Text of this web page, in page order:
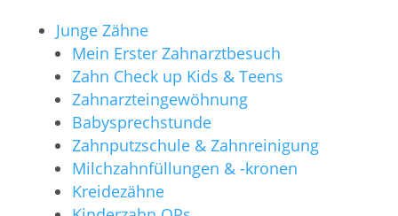
Junge Zähne
Mein Erster Zahnarztbesuch
Zahn Check up Kids & Teens
Zahnarzteingewöhnung
Babysprechstunde
Zahnputzschule & Zahnreinigung
Milchzahnfüllungen & -kronen
Kreidezähne